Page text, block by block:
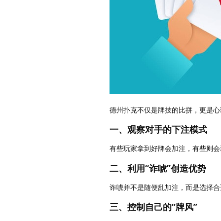
德州扑克不仅是牌技的比拼，更是
一、观察对手的下注模式
有些玩家拿到好牌会加注，有些则
二、利用“诈唬”创造优势
诈唬并不是随便乱加注，而是选择
三、控制自己的“牌风”